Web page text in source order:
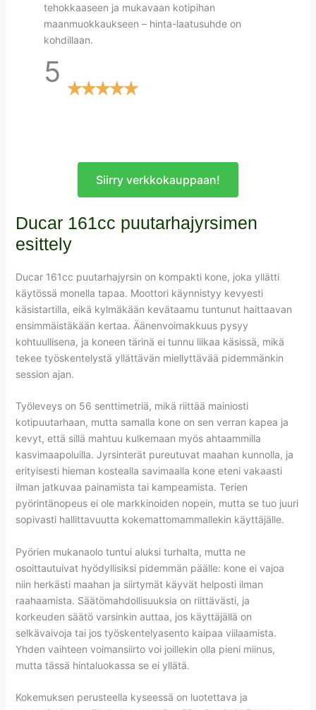
tehokkaaseen ja mukavaan kotipihan
maanmuokkaukseen – hinta-laatusuhde on
kohdillaan.
5
Siirry verkkokauppaan!
Ducar 161cc puutarhajyrsimen
esittely
Ducar 161cc puutarhajyrsin on kompakti kone, joka yllätti
käytössä monella tapaa. Moottori käynnistyy kevyesti
käsistartilla, eikä kylmäkään kevätaamu tuntunut haittaavan
ensimmäistäkään kertaa. Äänenvoimakkuus pysyy
kohtuullisena, ja koneen tärinä ei tunnu liikaa käsissä, mikä
tekee työskentelystä yllättävän miellyttävää pidemmänkin
session ajan.
Työleveys on 56 senttimetriä, mikä riittää mainiosti
kotipuutarhaan, mutta samalla kone on sen verran kapea ja
kevyt, että sillä mahtuu kulkemaan myös ahtaammilla
kasvimaapoluilla. Jyrsinterät pureutuvat maahan kunnolla, ja
erityisesti hieman kostealla savimaalla kone eteni vakaasti
ilman jatkuvaa painamista tai kampeamista. Terien
pyörintänopeus ei ole markkinoiden nopein, mutta se tuo juuri
sopivasti hallittavuutta kokemattomammallekin käyttäjälle.
Pyörien mukanaolo tuntui aluksi turhalta, mutta ne
osoittautuivat hyödyllisiksi pidemmän päälle: kone ei vajoa
niin herkästi maahan ja siirtymät käyvät helposti ilman
raahaamista. Säätömahdollisuuksia on riittävästi, ja
korkeuden säätö varsinkin auttaa, jos käyttäjällä on
selkävaivoja tai jos työskentelyasento kaipaa viilaamista.
Yhden vaihteen voimansiirto voi joillekin olla pieni miinus,
mutta tässä hintaluokassa se ei yllätä.
Kokemuksen perusteella kyseessä on luotettava ja